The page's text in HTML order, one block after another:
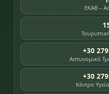
ΕΚΑΒ –
+30
Αστυνομικό
+30
Κέντρο